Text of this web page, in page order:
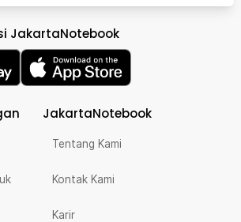
JakartaNotebook
JakartaNotebook
Tentang Kami
Kontak Kami
Karir